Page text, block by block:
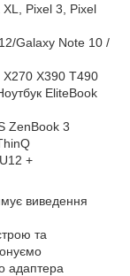
Pixel 3, Pixel
Galaxy Note 10 /
X390 T490
EliteBook
ZenBook 3
+
виведення
та
адаптера